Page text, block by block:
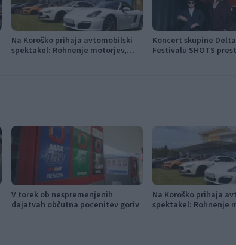
Na Koroško prihaja avtomobilski
spektakel: Rohnenje motorjev,
Koncert skupine
Festivalu SHOTS
V torek ob nespremenjenih
dajatvah občutna pocenitev goriv
Na Koroško prihaja
spektakel: Rohnenje